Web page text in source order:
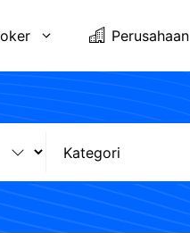
Perusahaan